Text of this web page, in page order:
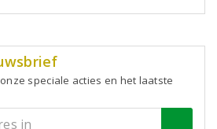
speciale acties en het laatste